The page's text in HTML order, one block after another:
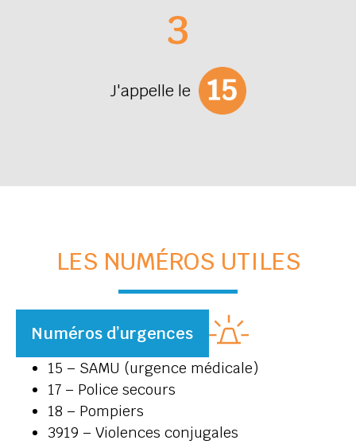
3
J'appelle le
LES NUMÉROS UTILES
Numéros d’urgences
15 – SAMU (urgence médicale)
17 – Police secours
18 – Pompiers
3919 – Violences conjugales